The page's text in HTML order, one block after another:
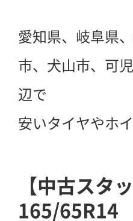
愛知県、岐阜県
市、犬山市、可
辺で
安いタイヤやホ
【中古スタ
165/65R14